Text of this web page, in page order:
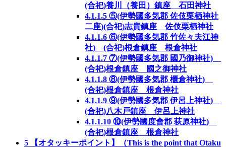
(合祀)養川（養田）鎮座 石田神社
4.1.1.5 ⑤(伊勢國多気郡 佐伎栗栖神社
二座)(合祀)志貴鎮座 佐伎栗栖神社
4.1.1.6 ⑥(伊勢國多気郡 竹佐々夫江神
社) (合祀)根倉鎮座 根倉神社
4.1.1.7 ⑦(伊勢國多気郡 國乃御神社)
(合祀)根倉鎮座 國之御神社
4.1.1.8 ⑧(伊勢國多気郡 櫃倉神社)
(合祀)根倉鎮座 根倉神社
4.1.1.9 ⑨(伊勢國多気郡 伊呂上神社)
(合祀)八木戸鎮座 伊呂上神社
4.1.1.10 ⑩(伊勢國度會郡 荻原神社)
(合祀)根倉鎮座 根倉神社
5 【オタッキーポイント】（This is the point that Otaku